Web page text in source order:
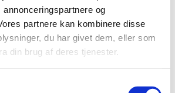
og
partnere kan kombinere disse
du har givet dem, eller som
din brug af deres tjenester.
til franske universiteter
ERASMUS.
på tre niveauer : A1
A2 (mellem) og B1 (tærskel).